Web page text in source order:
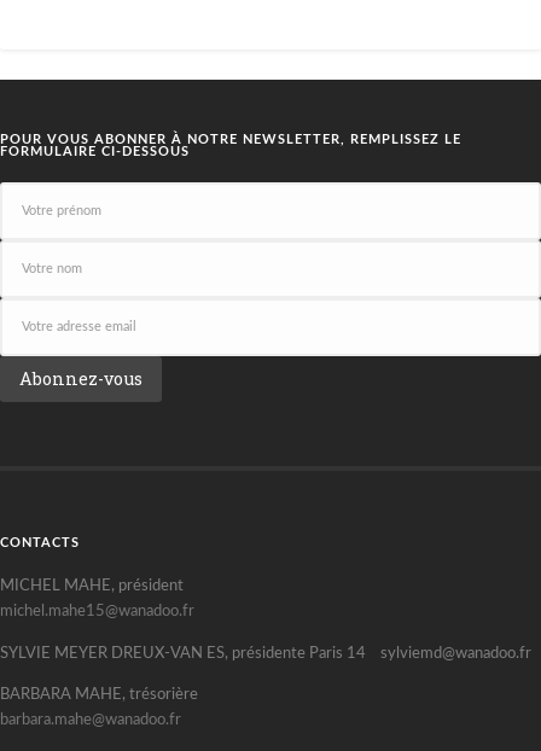
POUR VOUS ABONNER À NOTRE NEWSLETTER, REMPLISSEZ LE
FORMULAIRE CI-DESSOUS
CONTACTS
MICHEL MAHE, président
michel.mahe15@wanadoo.fr
SYLVIE MEYER DREUX-VAN ES, présidente Paris 14 sylviemd@wanadoo.fr
BARBARA MAHE, trésorière
barbara.mahe@wanadoo.fr